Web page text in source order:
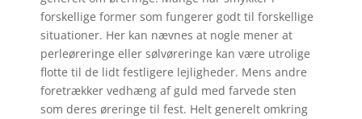
forskellige former som fungerer godt til forskellige
situationer. Her kan nævnes at nogle mener at
perleøreringe eller sølvøreringe kan være utrolige
flotte til de lidt festligere lejligheder. Mens andre
foretrækker vedhæng af guld med farvede sten
som deres øreringe til fest. Helt generelt omkring